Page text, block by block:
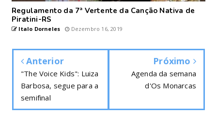
Regulamento da 7ª Vertente da Canção Nativa de
Piratini-RS
Italo Dorneles Dezembro 16, 2019
Anterior
"The Voice Kids": Luiza
Barbosa, segue para a
semifinal
Próximo
Agenda da semana
d'Os Monarcas